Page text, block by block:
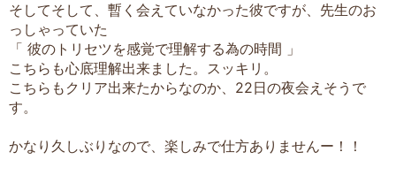
そしてそして、暫く会えていなかった彼ですが、先生のお
っしゃっていた
「 彼のトリセツを感覚で理解する為の時間 」
こちらも心底理解出来ました。スッキリ。
こちらもクリア出来たからなのか、22日の夜会えそうで
す。
かなり久しぶりなので、楽しみで仕方ありませんー！！